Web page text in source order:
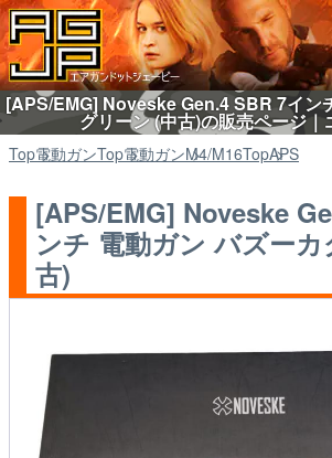
[APS/EMG] Noveske Gen.4 SBR 7イン
グリーン (中古)の販売ページ｜
Top電動ガンTop電動ガンM4/M16TopAPS
[APS/EMG] Noveske
ンチ 電動ガン バズー
古)